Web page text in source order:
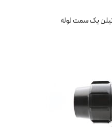
یک سمت لوله